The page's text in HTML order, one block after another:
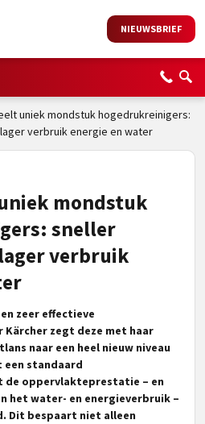
NIEUWSBRIEF
uniek mondstuk hogedrukreinigers:
verbruik energie en water
mondstuk
sneller
verbruik
zeer effectieve
Kärcher zegt deze met haar
naar een heel nieuw niveau
een standaard
oppervlakteprestatie – en
het water- en energieverbruik –
Dit bespaart niet alleen